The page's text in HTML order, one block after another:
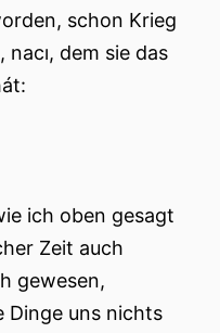
schon Krieg
dem sie das
ich oben gesagt
Zeit auch
gewesen,
Dinge uns nichts